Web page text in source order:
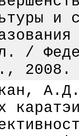
и
/
2008.
А.Д.